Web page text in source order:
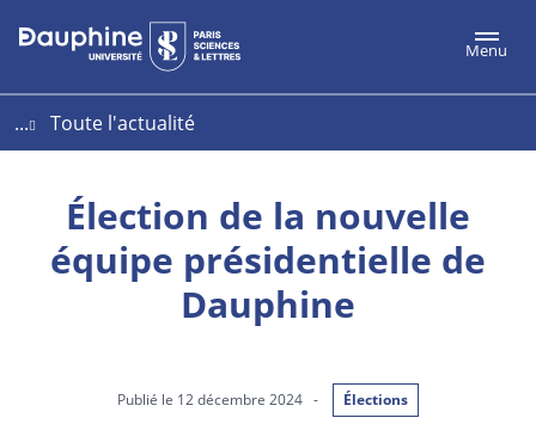
Aller
au
Aller
au
Plan
du
Menu
... Toute l'actualité
Élection de la nouvelle
équipe présidentielle de
Dauphine
Publié le 12 décembre 2024 - Élections